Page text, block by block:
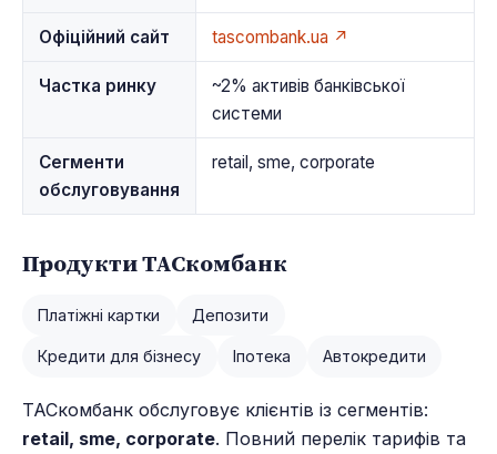
Офіційний сайт tascombank.ua ↗
Частка ринку
~2% активів банківської
системи
Сегменти
обслуговування
retail, sme, corporate
Продукти ТАСкомбанк
Платіжні картки Депозити
Кредити для бізнесу Іпотека Автокредити
ТАСкомбанк обслуговує клієнтів із сегментів:
retail, sme, corporate. Повний перелік тарифів та